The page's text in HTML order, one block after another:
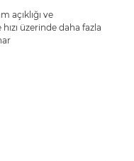
açıklığı ve
üzerinde daha fazla